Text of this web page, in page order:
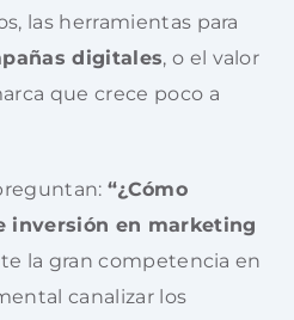
las herramientas para
digitales, o el valor
que crece poco a
“¿Cómo
inversión en marketing
la gran competencia en
canalizar los